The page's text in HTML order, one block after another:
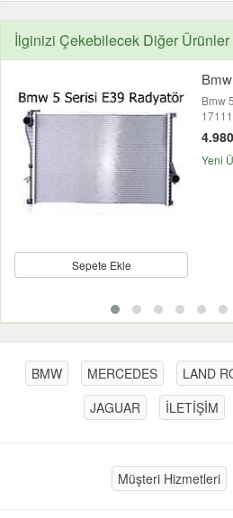
İlginizi Çekebilecek Diğer Ürünler
Sepete Ekle
Bmw
Yeni
BMW MERCEDES LAND
JAGUAR
İLETİŞİM
Müşteri Hizmetleri